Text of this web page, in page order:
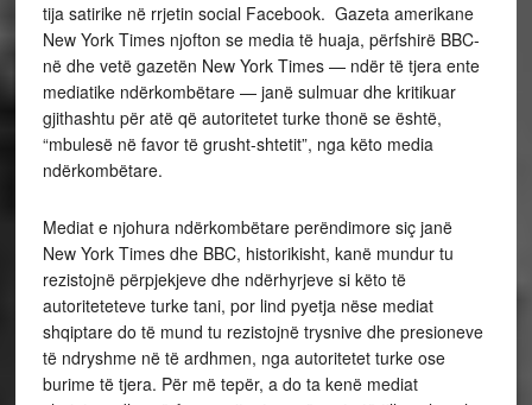
tija satirike në rrjetin social Facebook. Gazeta amerikane
New York Times njofton se media të huaja, përfshirë BBC-
në dhe vetë gazetën New York Times — ndër të tjera ente
mediatike ndërkombëtare — janë sulmuar dhe kritikuar
gjithashtu për atë që autoritetet turke thonë se është,
“mbulesë në favor të grusht-shtetit”, nga këto media
ndërkombëtare.
Mediat e njohura ndërkombëtare perëndimore siç janë
New York Times dhe BBC, historikisht, kanë mundur tu
rezistojnë përpjekjeve dhe ndërhyrjeve si këto të
autoriteteteve turke tani, por lind pyetja nëse mediat
shqiptare do të mund tu rezistojnë trysnive dhe presioneve
të ndryshme në të ardhmen, nga autoritetet turke ose
burime të tjera. Për më tepër, a do ta kenë mediat